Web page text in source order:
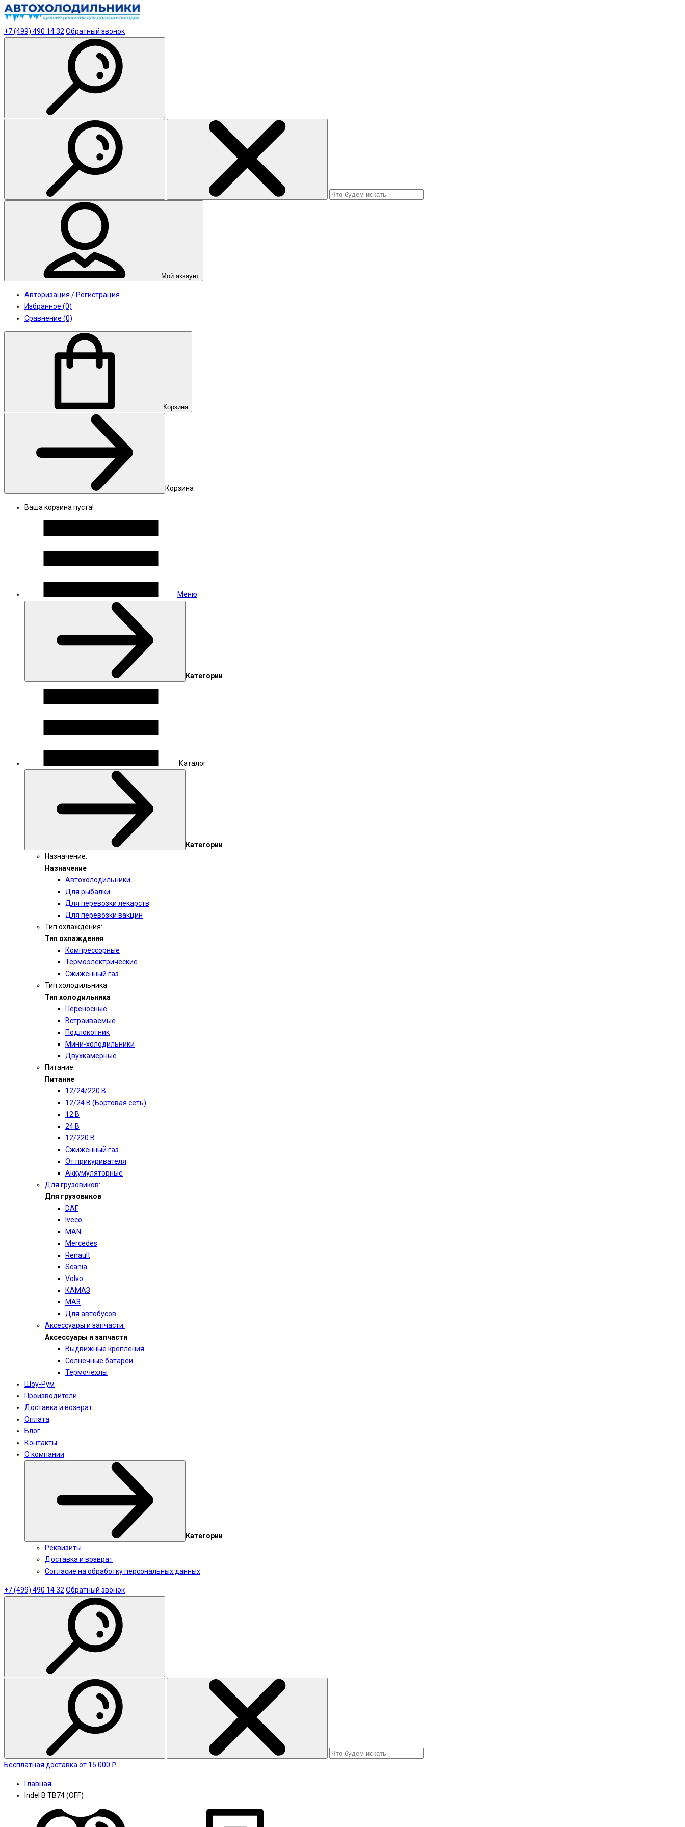
+7 (499) 490 14 32 Обратный звонок
Мой аккаунт
Авторизация / Регистрация
Избранное (0)
Сравнение (0)
Корзина
Корзина
Ваша корзина пуста!
Меню
Категории
Каталог
Категории
Назначение:
Назначение
Автохолодильники
Для рыбалки
Для перевозки лекарств
Для перевозки вакцин
Тип охлаждения:
Тип охлаждения
Компрессорные
Термоэлектрические
Сжиженный газ
Тип холодильника:
Тип холодильника
Переносные
Встраиваемые
Подлокотник
Мини-холодильники
Двухкамерные
Питание:
Питание
12/24/220 В
12/24 В (Бортовая сеть)
12 В
24 В
12/220 В
Сжиженный газ
От прикуривателя
Аккумуляторные
Для грузовиков:
Для грузовиков
DAF
Iveco
MAN
Mercedes
Renault
Scania
Volvo
КАМАЗ
МАЗ
Для автобусов
Аксессуары и запчасти:
Аксессуары и запчасти
Выдвижные крепления
Солнечные батареи
Термочехлы
Шоу-Рум
Производители
Доставка и возврат
Оплата
Блог
Контакты
О компании
Категории
Реквизиты
Доставка и возврат
Согласие на обработку персональных данных
+7 (499) 490 14 32 Обратный звонок
Бесплатная доставка от 15 000 ₽
Главная
Indel B TB74 (OFF)